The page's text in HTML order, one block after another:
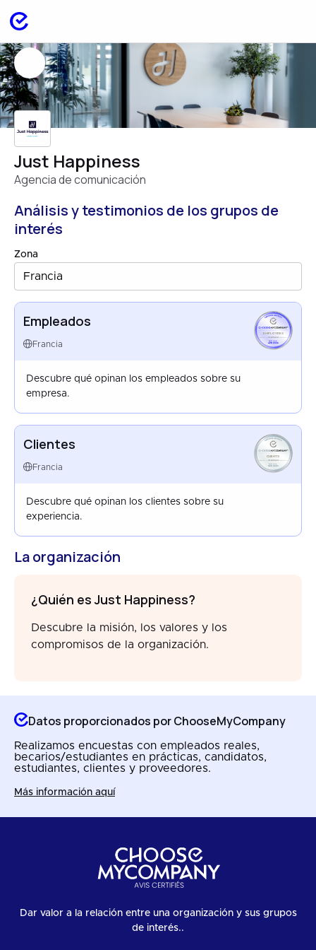
Just Happiness
Agencia de comunicación
Análisis y testimonios de los grupos de
interés
Zona
Francia
Empleados
Francia
EMPLOYEES
FRANCE
APR 2026
Descubre qué opinan los empleados sobre su
empresa.
Clientes
Francia
CLIENTS
SEP 2025
Descubre qué opinan los clientes sobre su
experiencia.
La organización
¿Quién es Just Happiness?
Descubre la misión, los valores y los
compromisos de la organización.
Datos proporcionados por ChooseMyCompany
Realizamos encuestas con empleados reales,
becarios/estudiantes en prácticas, candidatos,
estudiantes, clientes y proveedores.
Más información aquí
Dar valor a la relación entre una organización y sus grupos
de interés..